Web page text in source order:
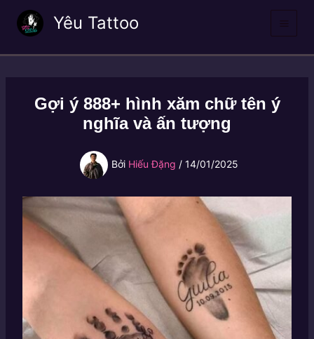
dung
Yêu Tattoo
Gợi ý 888+ hình xăm chữ tên ý
nghĩa và ấn tượng
Bởi Hiếu Đặng / 14/01/2025